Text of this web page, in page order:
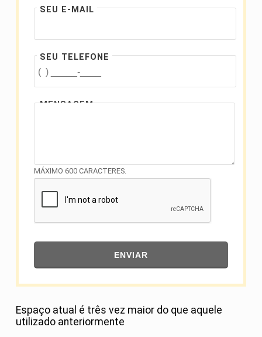
SEU E-MAIL
SEU TELEFONE
MENSAGEM
MÁXIMO 600 CARACTERES.
ENVIAR
Espaço atual é três vez maior do que aquele
utilizado anteriormente